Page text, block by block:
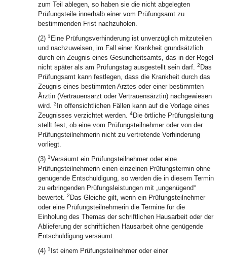
zum Teil ablegen, so haben sie die nicht abgelegten
Prüfungsteile innerhalb einer vom Prüfungsamt zu
bestimmenden Frist nachzuholen.
(2) 1 Eine Prüfungsverhinderung ist unverzüglich mitzuteilen
und nachzuweisen, im Fall einer Krankheit grundsätzlich
durch ein Zeugnis eines Gesundheitsamts, das in der Regel
nicht später als am Prüfungstag ausgestellt sein darf. 2 Das
Prüfungsamt kann festlegen, dass die Krankheit durch das
Zeugnis eines bestimmten Arztes oder einer bestimmten
Ärztin (Vertrauensarzt oder Vertrauensärztin) nachgewiesen
wird. 3 In offensichtlichen Fällen kann auf die Vorlage eines
Zeugnisses verzichtet werden. 4Die örtliche Prüfungsleitung
stellt fest, ob eine vom Prüfungsteilnehmer oder von der
Prüfungsteilnehmerin nicht zu vertretende Verhinderung
vorliegt.
(3) 1Versäumt ein Prüfungsteilnehmer oder eine
Prüfungsteilnehmerin einen einzelnen Prüfungstermin ohne
genügende Entschuldigung, so werden die in diesem Termin
zu erbringenden Prüfungsleistungen mit „ungenügend“
bewertet. 2 Das Gleiche gilt, wenn ein Prüfungsteilnehmer
oder eine Prüfungsteilnehmerin die Termine für die
Einholung des Themas der schriftlichen Hausarbeit oder der
Ablieferung der schriftlichen Hausarbeit ohne genügende
Entschuldigung versäumt.
(4) 1 Ist einem Prüfungsteilnehmer oder einer